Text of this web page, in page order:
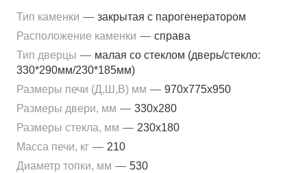
Тип каменки — закрытая с парогенератором
Расположение каменки — справа
Тип дверцы — малая со стеклом (дверь/стекло:
330*290мм/230*185мм)
Размеры печи (Д,Ш,В) мм — 970x775x950
Размеры двери, мм — 330x280
Размеры стекла, мм — 230x180
Масса печи, кг — 210
Диаметр топки, мм — 530